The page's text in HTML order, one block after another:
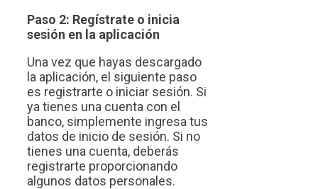
Paso 2: Regístrate o inicia
sesión en la aplicación
Una vez que hayas descargado
la aplicación, el siguiente paso
es registrarte o iniciar sesión. Si
ya tienes una cuenta con el
banco, simplemente ingresa tus
datos de inicio de sesión. Si no
tienes una cuenta, deberás
registrarte proporcionando
algunos datos personales.